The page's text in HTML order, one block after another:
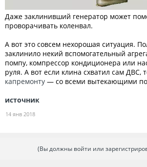
Даже заклинивший генератор может
проворачивать коленвал.
А вот это совсем нехорошая ситуация.
заклинило некий вспомогательный
помпу, компрессор кондиционера или
руля. А вот если клина схватил сам ДВС,
капремонту — со всеми вытекающими
источник
14 янв 2018
(Вы должны войти или